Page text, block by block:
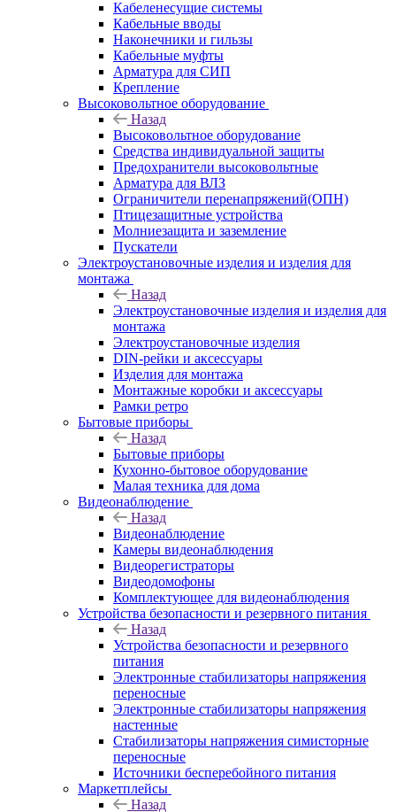
Кабеленесущие системы
Кабельные вводы
Наконечники и гильзы
Кабельные муфты
Арматура для СИП
Крепление
Высоковольтное оборудование
Назад
Высоковольтное оборудование
Средства индивидуальной защиты
Предохранители высоковольтные
Арматура для ВЛЗ
Ограничители перенапряжений(ОПН)
Птицезащитные устройства
Молниезащита и заземление
Пускатели
Электроустановочные изделия и изделия для
монтажа
Назад
Электроустановочные изделия и изделия для
монтажа
Электроустановочные изделия
DIN-рейки и аксессуары
Изделия для монтажа
Монтажные коробки и аксессуары
Рамки ретро
Бытовые приборы
Назад
Бытовые приборы
Кухонно-бытовое оборудование
Малая техника для дома
Видеонаблюдение
Назад
Видеонаблюдение
Камеры видеонаблюдения
Видеорегистраторы
Видеодомофоны
Комплектующее для видеонаблюдения
Устройства безопасности и резервного питания
Назад
Устройства безопасности и резервного
питания
Электронные стабилизаторы напряжения
переносные
Электронные стабилизаторы напряжения
настенные
Стабилизаторы напряжения симисторные
переносные
Источники бесперебойного питания
Маркетплейсы
Назад